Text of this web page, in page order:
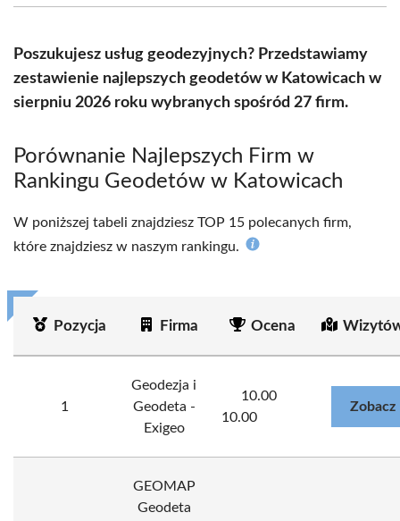
(Twitter)
Poszukujesz usług geodezyjnych? Przedstawiamy
zestawienie najlepszych geodetów w Katowicach w
sierpniu 2026 roku wybranych spośród 27 firm.
Porównanie Najlepszych Firm w
Rankingu Geodetów w Katowicach
W poniższej tabeli znajdziesz TOP 15 polecanych firm,
które znajdziesz w naszym rankingu.
Pozycja Firma Ocena
1
Geodezja i
Geodeta -
Exigeo
10.00
10.00
Zobacz
GEOMAP
Geodeta